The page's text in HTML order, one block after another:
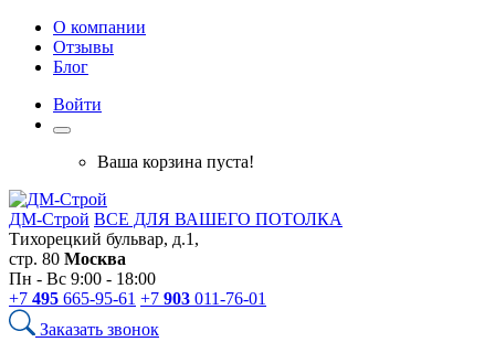
О компании
Отзывы
Блог
Войти
Ваша корзина пуста!
ДМ-Строй ВСЕ ДЛЯ ВАШЕГО ПОТОЛКА
Тихорецкий бульвар, д.1,
стр. 80 Москва
Пн - Вс 9:00 - 18:00
+7 495 665-95-61 +7 903 011-76-01
Заказать звонок